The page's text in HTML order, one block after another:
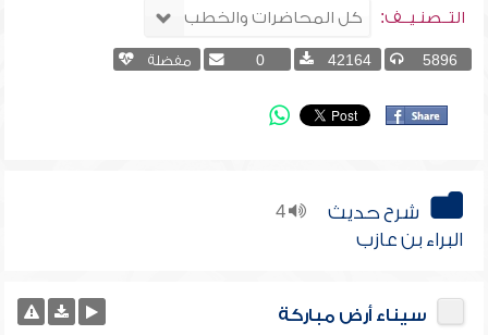
التــصنـيــف:
5896
42164
0 مفضلة
4
شرح حديث
البراء بن عازب
سيناء أرض مباركة